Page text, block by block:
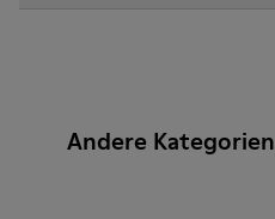
Andere Kategorien